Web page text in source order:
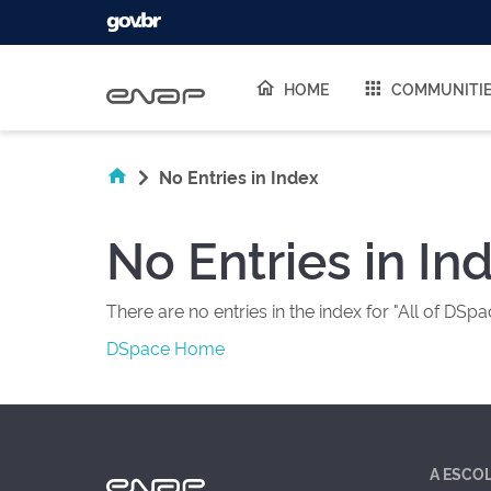
HOME
No Entries in Index
No Entries in
There are no entries in the index for "All of
DSpace Home
A